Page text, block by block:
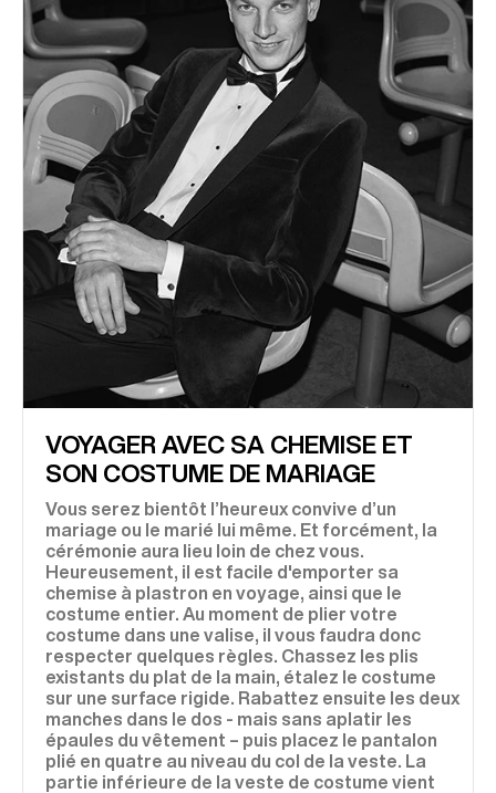
VOYAGER AVEC SA CHEMISE ET
SON COSTUME DE MARIAGE
Vous serez bientôt l’heureux convive d’un
mariage ou le marié lui même. Et forcément, la
cérémonie aura lieu loin de chez vous.
Heureusement, il est facile d'emporter sa
chemise à plastron en voyage, ainsi que le
costume entier. Au moment de plier votre
costume dans une valise, il vous faudra donc
respecter quelques règles. Chassez les plis
existants du plat de la main, étalez le costume
sur une surface rigide. Rabattez ensuite les deux
manches dans le dos - mais sans aplatir les
épaules du vêtement – puis placez le pantalon
plié en quatre au niveau du col de la veste. La
partie inférieure de la veste de costume vient